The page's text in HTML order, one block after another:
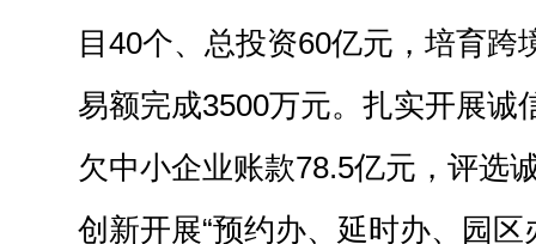
目40个、总投资60亿元，培育跨
易额完成3500万元。扎实开展诚
欠中小企业账款78.5亿元，评选
创新开展“预约办、延时办、园区